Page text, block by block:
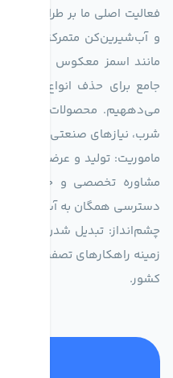
فعالیت اصلی ما بر طراحی و
و آب‌شیرین‌کن متمرکز است. ما
جامع برای حذف انواع
می‌دههیم. محصولات ما برای
شرب، نیازهای صنعتی و
ماموریت: تولید و عرضه محصولاتی
مشاوره تخصصی و خدمات
دسترسی همگان به آب پاک و
چشم‌انداز: تبدیل شدن به
زمینه راهکارهای تصفیه آب و
کشور.